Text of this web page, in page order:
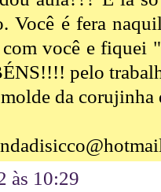
Você é fera
com você e
pelo
da corujinha
às 10:29